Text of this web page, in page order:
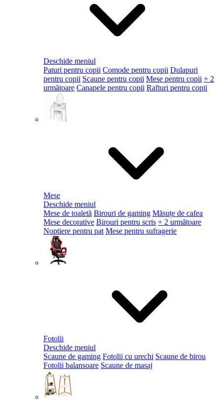
Deschide meniul
Paturi pentru copii Comode pentru copii Dulapuri
pentru copii Scaune pentru copii Mese pentru copii + 2
următoare Canapele pentru copii Rafturi pentru copii
Mese
Deschide meniul
Mese de toaletă Birouri de gaming Măsuțe de cafea
Mese decorative Birouri pentru scris + 2 următoare
Noptiere pentru pat Mese pentru sufragerie
Fotolii
Deschide meniul
Scaune de gaming Fotolii cu urechi Scaune de birou
Fotolii balansoare Scaune de masaj